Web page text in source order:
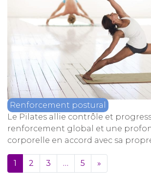
Renforcement postural
Le Pilates allie contrôle et
renforcement global et une
corporelle en accord avec sa
1 2 3 … 5 »